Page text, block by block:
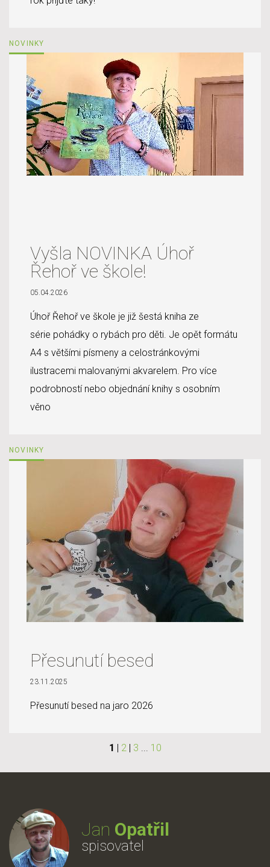
NOVINKY
Vyšla NOVINKA Úhoř
Řehoř ve škole!
05.04.2026
Úhoř Řehoř ve škole je již šestá kniha ze
série pohádky o rybách pro děti. Je opět formátu
A4 s většími písmeny a celostránkovými
ilustracemi malovanými akvarelem. Pro více
podrobností nebo objednání knihy s osobním
věno
NOVINKY
Přesunutí besed
23.11.2025
Přesunutí besed na jaro 2026
1 | 2 | 3 ... 10
Jan Opatřil
spisovatel